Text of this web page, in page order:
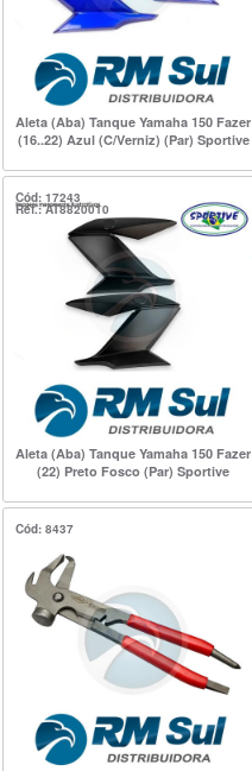
Aleta (Aba) Tanque Yamaha 150 Fazer
(16..22) Azul (C/Verniz) (Par) Sportive
Cód: 17243
Ref.: AT8820010
Aleta (Aba) Tanque Yamaha 150 Fazer
(22) Preto Fosco (Par) Sportive
Cód: 8437